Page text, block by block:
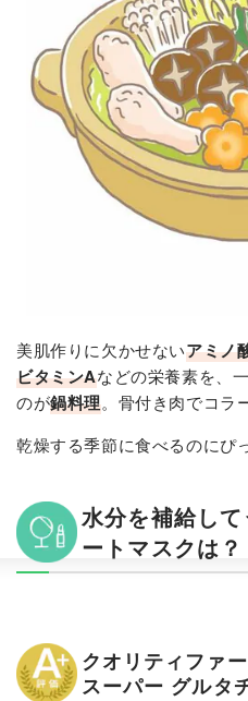
美肌作りに欠かせないアミノ
ビタミンAなどの栄養素を、
のが鍋料理。骨付き肉でコラ
乾燥する季節に食べるのにぴ
水分を補給し
ートマスクは？
クオリティファ
スーパー グルタ